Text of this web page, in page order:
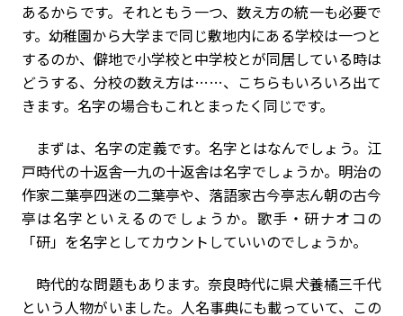
あるからです。それともう一つ、数え方の統一も必要で
す。幼稚園から大学まで同じ敷地内にある学校は一つと
するのか、僻地で小学校と中学校とが同居している時は
どうする、分校の数え方は……、こちらもいろいろ出て
きます。名字の場合もこれとまったく同じです。
まずは、名字の定義です。名字とはなんでしょう。江
戸時代の十返舎一九の十返舎は名字でしょうか。明治の
作家二葉亭四迷の二葉亭や、落語家古今亭志ん朝の古今
亭は名字といえるのでしょうか。歌手・研ナオコの
「研」を名字としてカウントしていいのでしょうか。
時代的な問題もあります。奈良時代に県犬養橘三千代
という人物がいました。人名事典にも載っていて、この